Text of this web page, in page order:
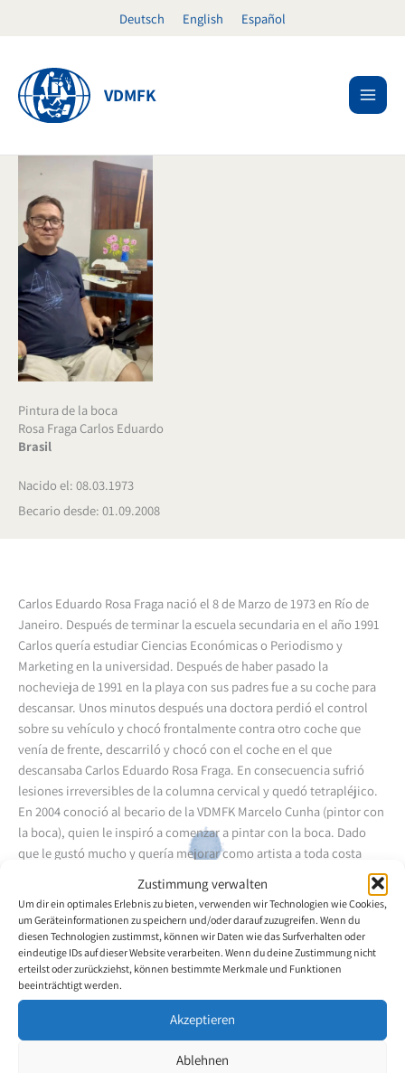
Zustimmung verwalten
Um dir ein optimales Erlebnis zu bieten, verwenden wir Technologien wie Cookies,
um Geräteinformationen zu speichern und/oder darauf zuzugreifen. Wenn du
diesen Technologien zustimmst, können wir Daten wie das Surfverhalten oder
eindeutige IDs auf dieser Website verarbeiten. Wenn du deine Zustimmung nicht
erteilst oder zurückziehst, können bestimmte Merkmale und Funktionen
beeinträchtigt werden.
Akzeptieren
Ablehnen
Deutsch English Español
VDMFK
Pintura de la boca
Rosa Fraga Carlos Eduardo
Brasil
Nacido el: 08.03.1973
Becario desde: 01.09.2008
Carlos Eduardo Rosa Fraga nació el 8 de Marzo de 1973 en Río de
Janeiro. Después de terminar la escuela secundaria en el año 1991
Carlos quería estudiar Ciencias Económicas o Periodismo y
Marketing en la universidad. Después de haber pasado la
nochevieja de 1991 en la playa con sus padres fue a su coche para
descansar. Unos minutos después una doctora perdió el control
sobre su vehículo y chocó frontalmente contra otro coche que
venía de frente, descarriló y chocó con el coche en el que
descansaba Carlos Eduardo Rosa Fraga. En consecuencia sufrió
lesiones irreversibles de la columna cervical y quedó tetrapléjico.
En 2004 conoció al becario de la VDMFK Marcelo Cunha (pintor con
la boca), quien le inspiró a comenzar a pintar con la boca. Dado
que le gustó mucho y quería mejorar como artista a toda costa
tomó clases de pintura con Luciana Monsores una vez por semana.
Los motivos favoritos del artista son los paisajes de su país.
Volver a la descripción general del artista